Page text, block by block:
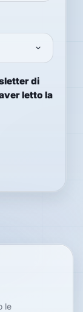
di
letto la
le